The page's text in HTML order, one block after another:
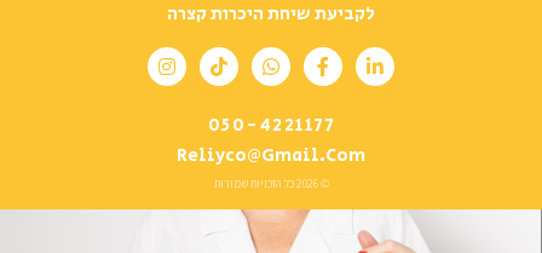
לקביעת שיחת היכרות קצרה
050-4221177
Reliyco@gmail.com
© 2026 כל הזכויות שמורות